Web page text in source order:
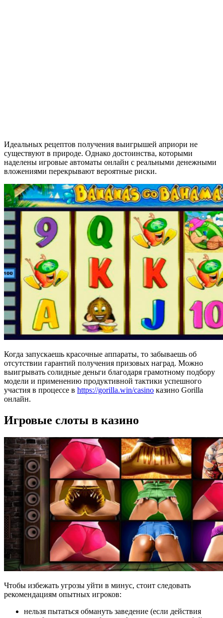
Идеальных рецептов получения выигрышей априори не
существуют в природе. Однако достоинства, которыми
наделены игровые автоматы онлайн с реальными денежными
вложениями перекрывают вероятные риски.
Когда запускаешь красочные аппараты, то забываешь об
отсутствии гарантий получения призовых наград. Можно
выигрывать солидные деньги благодаря грамотному подбору
модели и применению продуктивной тактики успешного
участия в процессе в https://gorilla.win/casino казино Gorilla
онлайн.
Игровые слоты в казино
Чтобы избежать угрозы уйти в минус, стоит следовать
рекомендациям опытных игроков:
нельзя пытаться обмануть заведение (если действия